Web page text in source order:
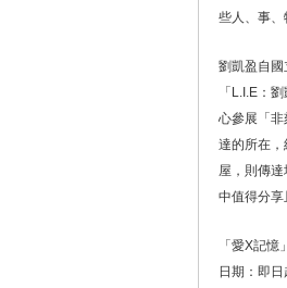
些人、事、
劉凱盈自
「L.I.E：
心參展「非
達的所在
屋，則傳
中值得分享
「愛X記
日期：即